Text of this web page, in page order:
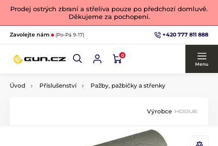
Prodej ostrých zbraní a střeliva pouze po předchozí domluvě.
Děkujeme za pochopení.
Zavolejte nám (Po-Pá 9-17) +420 777 811 888
0
Menu
Úvod Příslušenství Pažby, pažbičky a střenky
Výrobce